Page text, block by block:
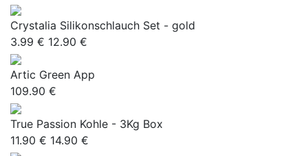
Crystalia Silikonschlauch Set - gold
3.99 € 12.90 €
Artic Green App
109.90 €
True Passion Kohle - 3Kg Box
11.90 € 14.90 €